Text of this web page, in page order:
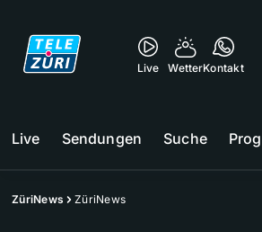
Live WetterKontakt
Live Sendungen Suche
ZüriNews ZüriNews